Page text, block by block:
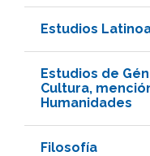
Estudios
Estudios de
Cultura,
Humanidades
Filosofía